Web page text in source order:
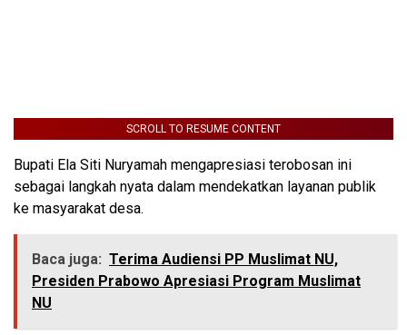
SCROLL TO RESUME CONTENT
Bupati Ela Siti Nuryamah mengapresiasi terobosan ini
sebagai langkah nyata dalam mendekatkan layanan publik
ke masyarakat desa.
Baca juga: Terima Audiensi PP Muslimat NU,
Presiden Prabowo Apresiasi Program Muslimat
NU